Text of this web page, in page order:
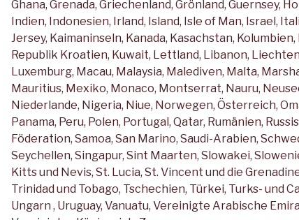
Ghana, Grenada, Griechenland, Grönland, Guernsey,
Indien, Indonesien, Irland, Island, Isle of Man, Israel,
Jersey, Kaimaninseln, Kanada, Kasachstan, Kolumbien,
Republik Kroatien, Kuwait, Lettland, Libanon,
Luxemburg, Macau, Malaysia, Malediven, Malta,
Mauritius, Mexiko, Monaco, Montserrat, Nauru,
Niederlande, Nigeria, Niue, Norwegen, Österreich,
Panama, Peru, Polen, Portugal, Qatar, Rumänien,
Föderation, Samoa, San Marino, Saudi-Arabien,
Seychellen, Singapur, Sint Maarten, Slowakei,
Kitts und Nevis, St. Lucia, St. Vincent und die
Trinidad und Tobago, Tschechien, Türkei, Turks- und
Ungarn , Uruguay, Vanuatu, Vereinigte Arabische